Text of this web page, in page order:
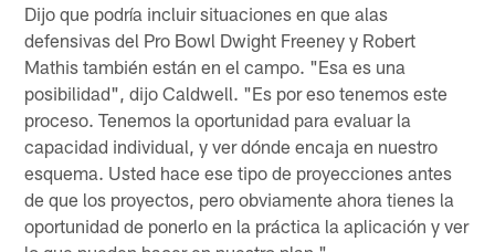
Dijo que podría incluir situaciones en que alas
defensivas del Pro Bowl Dwight Freeney y Robert
Mathis también están en el campo. "Esa es una
posibilidad", dijo Caldwell. "Es por eso tenemos este
proceso. Tenemos la oportunidad para evaluar la
capacidad individual, y ver dónde encaja en nuestro
esquema. Usted hace ese tipo de proyecciones antes
de que los proyectos, pero obviamente ahora tienes la
oportunidad de ponerlo en la práctica la aplicación y ver